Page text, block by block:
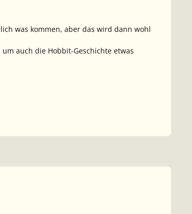
was kommen, aber das wird dann wohl
auch die Hobbit-Geschichte etwas